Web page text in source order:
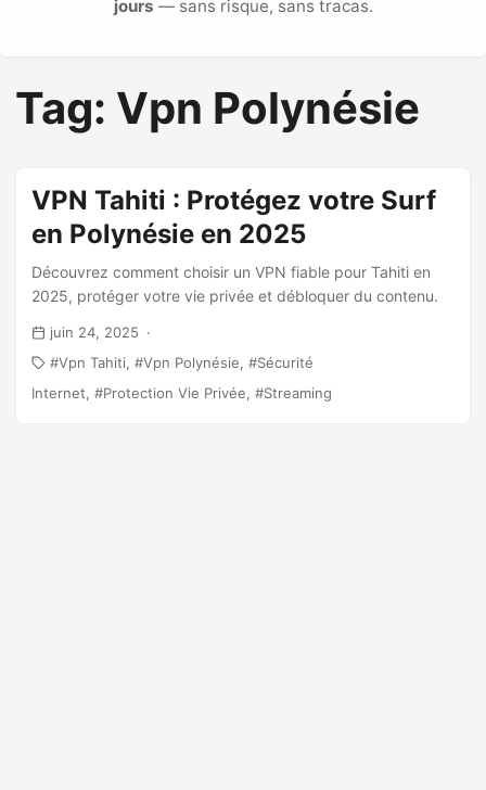
jours — sans risque, sans tracas.
Tag: Vpn Polynésie
VPN Tahiti : Protégez votre Surf
en Polynésie en 2025
Découvrez comment choisir un VPN fiable pour Tahiti en
2025, protéger votre vie privée et débloquer du contenu.
juin 24, 2025
Vpn Tahiti
Vpn Polynésie
Sécurité
Internet
Protection Vie Privée Streaming